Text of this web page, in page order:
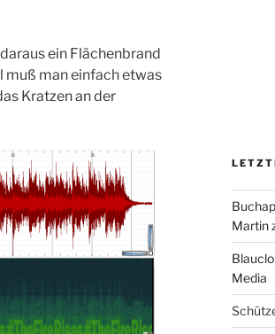
ein Flächenbrand
man einfach etwas
Kratzen an der
Martin
Media